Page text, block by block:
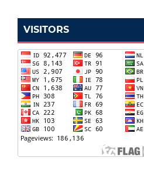
VISITORS